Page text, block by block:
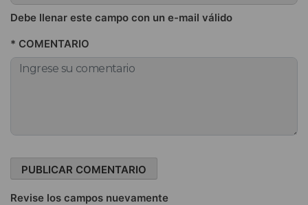
Debe llenar este campo con un e-mail válido
* COMENTARIO
Revise los campos nuevamente